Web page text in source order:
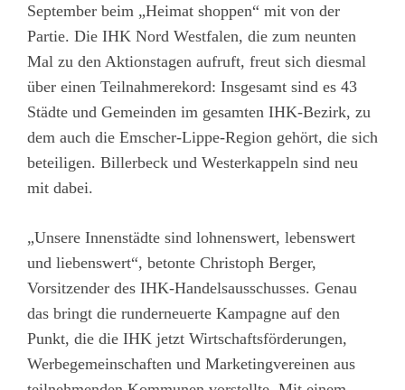
September beim „Heimat shoppen“ mit von der
Partie. Die IHK Nord Westfalen, die zum neunten
Mal zu den Aktionstagen aufruft, freut sich diesmal
über einen Teilnahmerekord: Insgesamt sind es 43
Städte und Gemeinden im gesamten IHK-Bezirk, zu
dem auch die Emscher-Lippe-Region gehört, die sich
beteiligen. Billerbeck und Westerkappeln sind neu
mit dabei.
„Unsere Innenstädte sind lohnenswert, lebenswert
und liebenswert“, betonte Christoph Berger,
Vorsitzender des IHK-Handelsausschusses. Genau
das bringt die runderneuerte Kampagne auf den
Punkt, die die IHK jetzt Wirtschaftsförderungen,
Werbegemeinschaften und Marketingvereinen aus